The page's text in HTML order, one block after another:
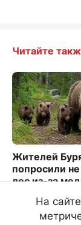
Читайте
Жителей
попросили
лес из-за
На